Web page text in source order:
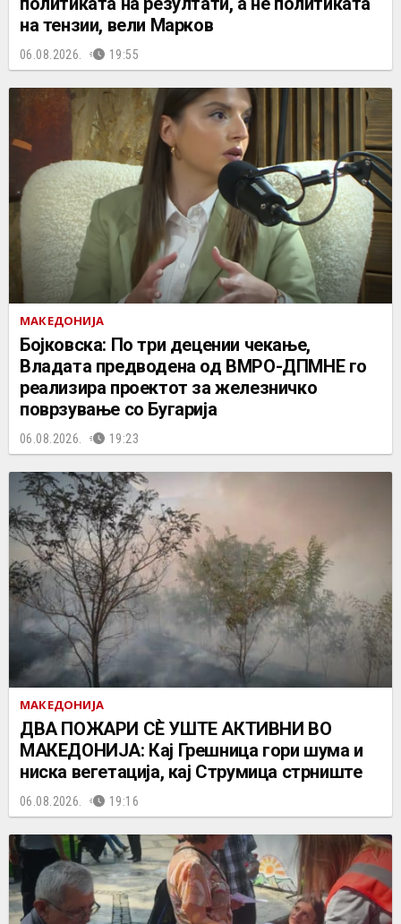
на тензии, вели Марков
06.08.2026. 19:55
МАКЕДОНИЈА
Бојковска: По три децении чекање,
Владата предводена од ВМРО-ДПМНЕ го
реализира проектот за железничко
поврзување со Бугарија
06.08.2026. 19:23
МАКЕДОНИЈА
ДВА ПОЖАРИ СÈ УШТЕ АКТИВНИ ВО
МАКЕДОНИЈА: Кај Грешница гори шума и
ниска вегетација, кај Струмица стрниште
06.08.2026. 19:16